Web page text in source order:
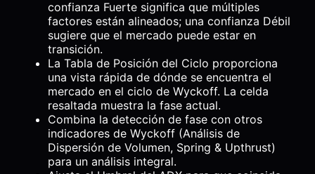
confianza Fuerte significa que múltiples
factores están alineados; una confianza Débil
sugiere que el mercado puede estar en
transición.
La Tabla de Posición del Ciclo proporciona
una vista rápida de dónde se encuentra el
mercado en el ciclo de Wyckoff. La celda
resaltada muestra la fase actual.
Combina la detección de fase con otros
indicadores de Wyckoff (Análisis de
Dispersión de Volumen, Spring & Upthrust)
para un análisis integral.